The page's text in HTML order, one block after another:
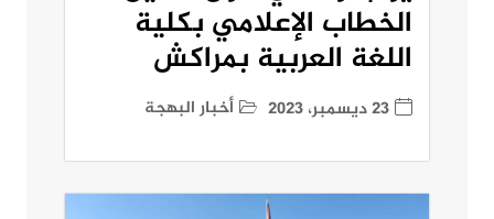
الخطاب الإعلامي بكلية
اللغة العربية بمراكش
23 ديسمبر، 2023 أخبار البهجة